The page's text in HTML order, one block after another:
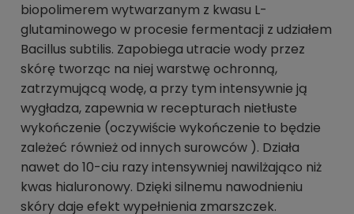
biopolimerem wytwarzanym z kwasu L-
glutaminowego w procesie fermentacji z udziałem
Bacillus subtilis. Zapobiega utracie wody przez
skórę tworząc na niej warstwę ochronną,
zatrzymującą wodę, a przy tym intensywnie ją
wygładza, zapewnia w recepturach nietłuste
wykończenie (oczywiście wykończenie to będzie
zależeć również od innych surowców ). Działa
nawet do 10-ciu razy intensywniej nawilżająco niż
kwas hialuronowy. Dzięki silnemu nawodnieniu
skóry daje efekt wypełnienia zmarszczek.